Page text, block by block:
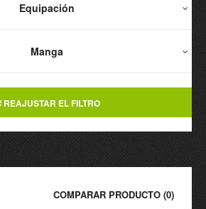
Equipación
Manga
REAJUSTAR EL FILTRO
COMPARAR PRODUCTO (0)